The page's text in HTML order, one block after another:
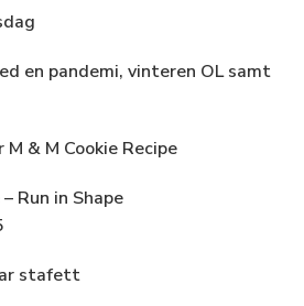
en pandemi, vinteren OL samt
& M Cookie Recipe
Run in Shape
stafett